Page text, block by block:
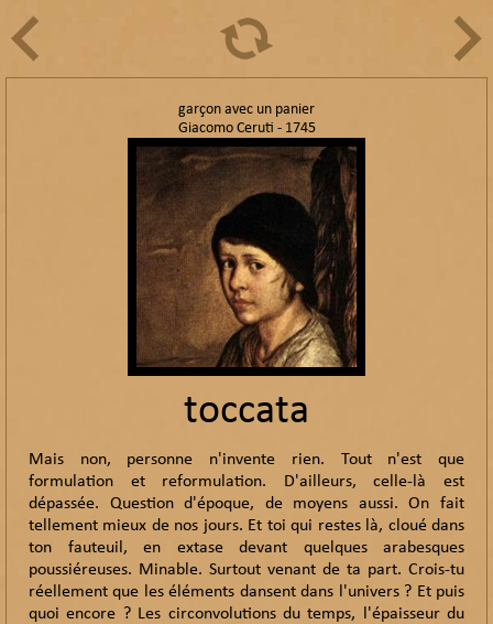
garçon avec un panier
Giacomo Ceruti - 1745
toccata
Mais non, personne n'invente rien. Tout n'est que
formulation et reformulation. D'ailleurs, celle-là est
dépassée. Question d'époque, de moyens aussi. On fait
tellement mieux de nos jours. Et toi qui restes là, cloué dans
ton fauteuil, en extase devant quelques arabesques
poussiéreuses. Minable. Surtout venant de ta part. Crois-tu
réellement que les éléments dansent dans l'univers ? Et puis
quoi encore ? Les circonvolutions du temps, l'épaisseur du